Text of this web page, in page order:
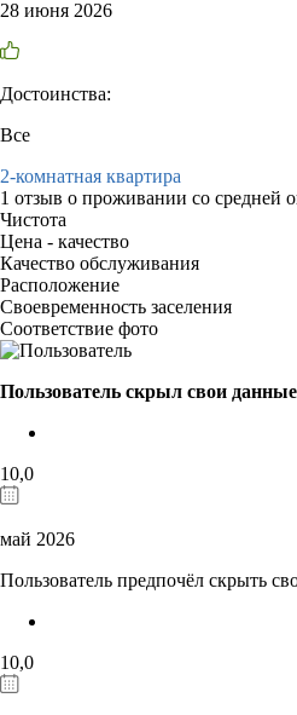
28 июня 2026
Достоинства:
Все
2-комнатная квартира
1 отзыв о проживании со средней
Чистота
Цена - качество
Качество обслуживания
Расположение
Своевременность заселения
Соответствие фото
Пользователь скрыл свои данные
10,0
май 2026
Пользователь предпочёл скрыть
10,0